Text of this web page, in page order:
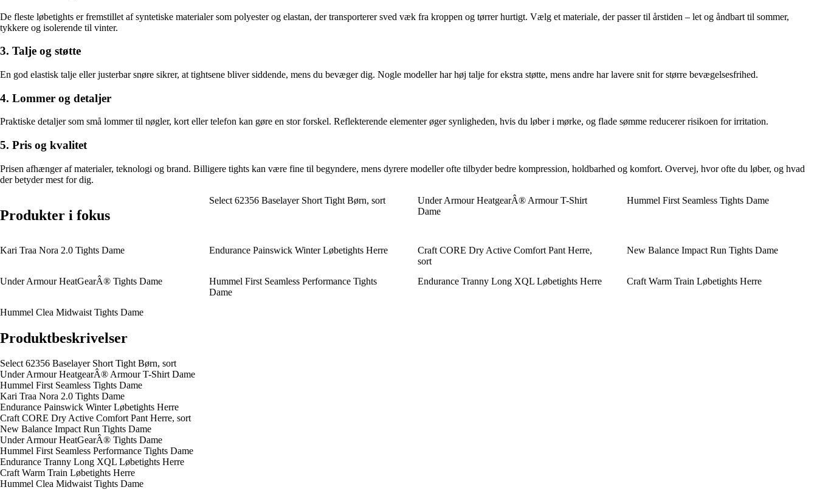
De fleste løbetights er fremstillet af syntetiske materialer som polyester og elastan, der transporterer sved væk fra kroppen og tørrer hurtigt. Vælg et materiale, der passer til årstiden – let og åndbart til sommer,
tykkere og isolerende til vinter.
3. Talje og støtte
En god elastisk talje eller justerbar snøre sikrer, at tightsene bliver siddende, mens du bevæger dig. Nogle modeller har høj talje for ekstra støtte, mens andre har lavere snit for større bevægelsesfrihed.
4. Lommer og detaljer
Praktiske detaljer som små lommer til nøgler, kort eller telefon kan gøre en stor forskel. Reflekterende elementer øger synligheden, hvis du løber i mørke, og flade sømme reducerer risikoen for irritation.
5. Pris og kvalitet
Prisen afhænger af materialer, teknologi og brand. Billigere tights kan være fine til begyndere, mens dyrere modeller ofte tilbyder bedre kompression, holdbarhed og komfort. Overvej, hvor ofte du løber, og hvad
der betyder mest for dig.
Produkter i fokus
Select 62356 Baselayer Short Tight Børn, sort
Under Armour HeatgearÂ® Armour T-Shirt
Dame
Hummel First Seamless Tights Dame
Kari Traa Nora 2.0 Tights Dame Endurance Painswick Winter Løbetights Herre
Craft CORE Dry Active Comfort Pant Herre,
sort
New Balance Impact Run Tights Dame
Under Armour HeatGearÂ® Tights Dame
Hummel First Seamless Performance Tights
Dame
Endurance Tranny Long XQL Løbetights Herre Craft Warm Train Løbetights Herre
Hummel Clea Midwaist Tights Dame
Produktbeskrivelser
Select 62356 Baselayer Short Tight Børn, sort
Under Armour HeatgearÂ® Armour T-Shirt Dame
Hummel First Seamless Tights Dame
Kari Traa Nora 2.0 Tights Dame
Endurance Painswick Winter Løbetights Herre
Craft CORE Dry Active Comfort Pant Herre, sort
New Balance Impact Run Tights Dame
Under Armour HeatGearÂ® Tights Dame
Hummel First Seamless Performance Tights Dame
Endurance Tranny Long XQL Løbetights Herre
Craft Warm Train Løbetights Herre
Hummel Clea Midwaist Tights Dame